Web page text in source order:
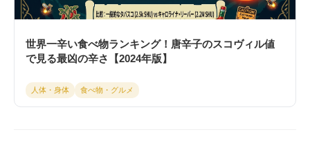
世界一辛い食べ物ランキング！唐辛子のスコヴィル値
で見る最凶の辛さ【2024年版】
人体・身体 食べ物・グルメ